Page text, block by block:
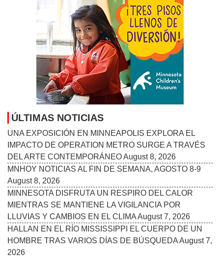
ÚLTIMAS NOTICIAS
UNA EXPOSICIÓN EN MINNEAPOLIS EXPLORA EL
IMPACTO DE OPERATION METRO SURGE A TRAVÉS
DEL ARTE CONTEMPORÁNEOAugust 8, 2026
MNHOY NOTICIAS AL FIN DE SEMANA, AGOSTO 8-9
August 8, 2026
MINNESOTA DISFRUTA UN RESPIRO DEL CALOR
MIENTRAS SE MANTIENE LA VIGILANCIA POR
LLUVIAS Y CAMBIOS EN EL CLIMAAugust 7, 2026
HALLAN EN EL RÍO MISSISSIPPI EL CUERPO DE UN
HOMBRE TRAS VARIOS DÍAS DE BÚSQUEDAAugust 7,
2026